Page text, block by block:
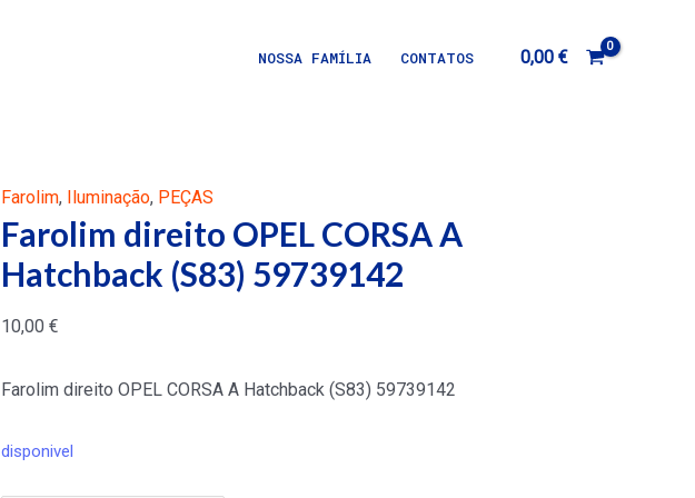
NOSSA FAMÍLIA CONTATOS 0,00 €
Farolim, Iluminação, PEÇAS
Farolim direito OPEL CORSA A
Hatchback (S83) 59739142
10,00 €
Farolim direito OPEL CORSA A Hatchback (S83) 59739142
disponivel